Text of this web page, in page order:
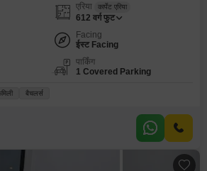
एरिया कार्पेट एरिया
612 वर्ग फुट
Facing
ईस्ट Facing
पार्किंग
1 Covered Parking
बैचलर्स